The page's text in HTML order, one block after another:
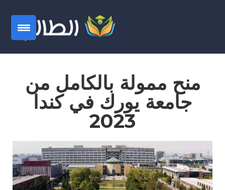
منح ممولة بالكامل من
جامعة يورك في كندا
2023